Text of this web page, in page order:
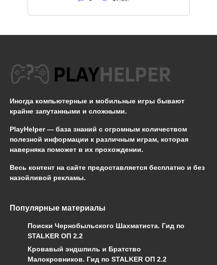
Иногда компьютерные и мобильные игры бывают
крайне запутанными и сложными.
PlayHelper — база знаний с огромным количеством
полезной информации к различным играм, которая
наверняка поможет в их прохождении.
Весь контент на сайте предоставляется бесплатно и без
назойливой рекламы.
Популярные материалы
Поиски Чернобыльского Шахматиста. Гид по
STALKER ОП 2.2
Кровавый эндшпиль и Братство
Малокровников. Гид по STALKER ОП 2.2